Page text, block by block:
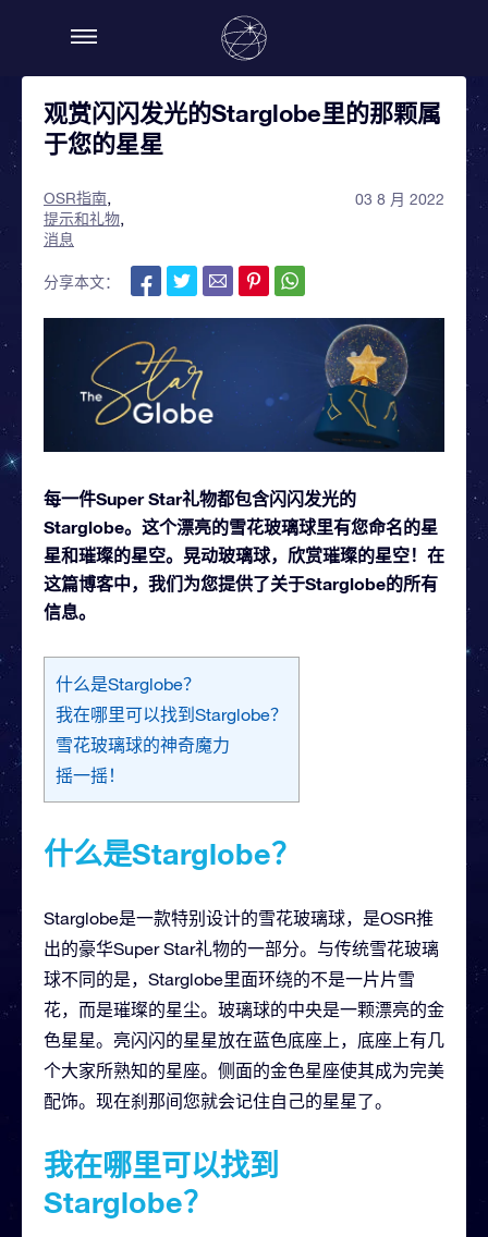
观赏闪闪发光的Starglobe里的那颗属
于您的星星
OSR指南
提示和礼物
消息
03 8 月 2022
分享本文：
每一件Super Star礼物都包含闪闪发光的
Starglobe。这个漂亮的雪花玻璃球里有您命名的星
星和璀璨的星空。晃动玻璃球，欣赏璀璨的星空！在
这篇博客中，我们为您提供了关于Starglobe的所有
信息。
什么是Starglobe？
我在哪里可以找到Starglobe？
雪花玻璃球的神奇魔力
摇一摇！
什么是Starglobe？
Starglobe是一款特别设计的雪花玻璃球，是OSR推
出的豪华Super Star礼物的一部分。与传统雪花玻璃
球不同的是，Starglobe里面环绕的不是一片片雪
花，而是璀璨的星尘。玻璃球的中央是一颗漂亮的金
色星星。亮闪闪的星星放在蓝色底座上，底座上有几
个大家所熟知的星座。侧面的金色星座使其成为完美
配饰。现在刹那间您就会记住自己的星星了。
我在哪里可以找到
Starglobe？